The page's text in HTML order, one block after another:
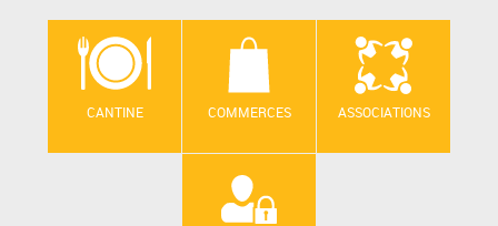
CANTINE COMMERCES ASSOCIATIONS